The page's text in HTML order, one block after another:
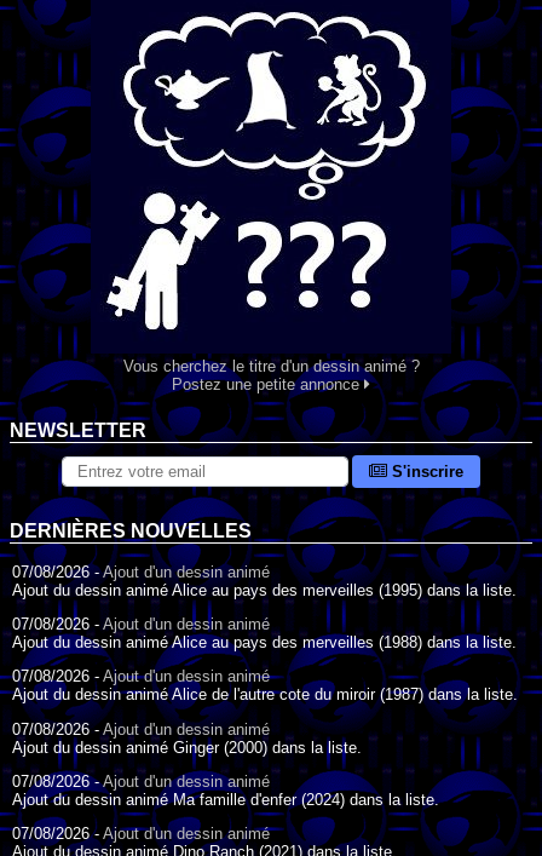
Vous cherchez le titre d'un dessin animé ?
Postez une petite annonce
NEWSLETTER
S'inscrire
DERNIÈRES NOUVELLES
07/08/2026 -Ajout d'un dessin animé
Ajout du dessin animé Alice au pays des merveilles (1995) dans la liste.
07/08/2026 - Ajout d'un dessin animé
Ajout du dessin animé Alice au pays des merveilles (1988) dans la liste.
07/08/2026 - Ajout d'un dessin animé
Ajout du dessin animé Alice de l'autre cote du miroir (1987) dans la liste.
07/08/2026 - Ajout d'un dessin animé
Ajout du dessin animé Ginger (2000) dans la liste.
07/08/2026 -Ajout d'un dessin animé
Ajout du dessin animé Ma famille d'enfer (2024) dans la liste.
07/08/2026 - Ajout d'un dessin animé
Ajout du dessin animé Dino Ranch (2021) dans la liste.